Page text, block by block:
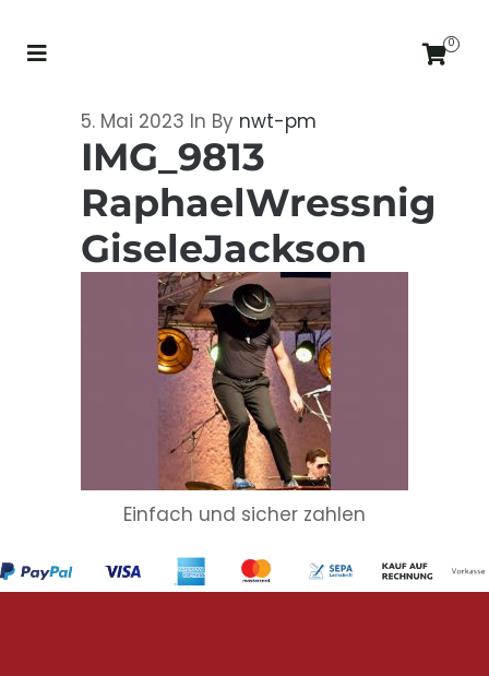
0
5. Mai 2023 In By nwt-pm
IMG_9813
RaphaelWressnig
GiseleJackson
Einfach und sicher zahlen